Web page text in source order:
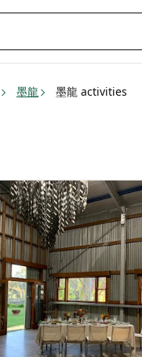
墨龍 墨龍 activities